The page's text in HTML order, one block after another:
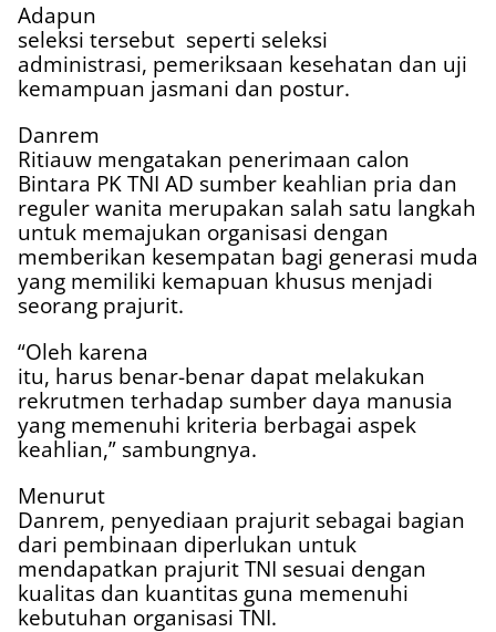
Adapun
seleksi tersebut seperti seleksi
administrasi, pemeriksaan kesehatan dan uji
kemampuan jasmani dan postur.
Danrem
Ritiauw mengatakan penerimaan calon
Bintara PK TNI AD sumber keahlian pria dan
reguler wanita merupakan salah satu langkah
untuk memajukan organisasi dengan
memberikan kesempatan bagi generasi muda
yang memiliki kemapuan khusus menjadi
seorang prajurit.
“Oleh karena
itu, harus benar-benar dapat melakukan
rekrutmen terhadap sumber daya manusia
yang memenuhi kriteria berbagai aspek
keahlian,” sambungnya.
Menurut
Danrem, penyediaan prajurit sebagai bagian
dari pembinaan diperlukan untuk
mendapatkan prajurit TNI sesuai dengan
kualitas dan kuantitas guna memenuhi
kebutuhan organisasi TNI.